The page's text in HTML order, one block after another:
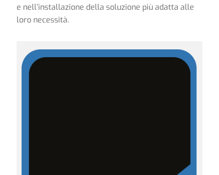
e nell’installazione della soluzione più adatta alle
loro necessità.